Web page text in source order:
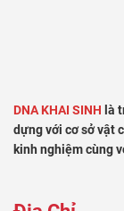
DNA KHAI SINH là
dựng với cơ sở vật
kinh nghiệm cùng